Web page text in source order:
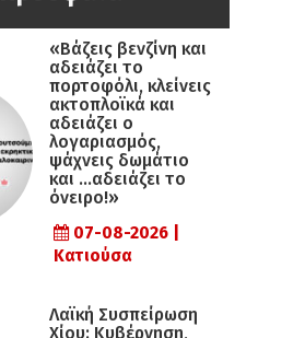
«Βάζεις βενζίνη και
αδειάζει το
πορτοφόλι, κλείνεις
ακτοπλοϊκά και
αδειάζει ο
λογαριασμός,
ψάχνεις δωμάτιο
και …αδειάζει το
όνειρο!»
07-08-2026 |
Κατιούσα
Λαϊκή Συσπείρωση
Χίου: Κυβέρνηση,